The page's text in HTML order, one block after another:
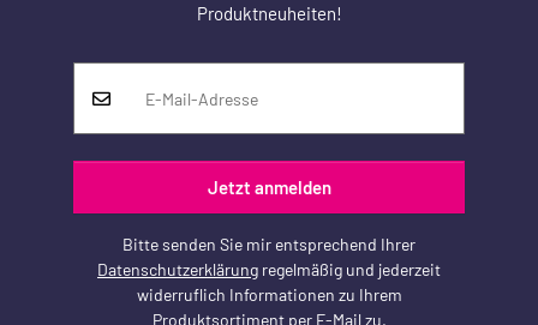
Produktneuheiten!
Jetzt anmelden
Bitte senden Sie mir entsprechend Ihrer
Datenschutzerklärung regelmäßig und jederzeit
widerruflich Informationen zu Ihrem
Produktsortiment per E-Mail zu.